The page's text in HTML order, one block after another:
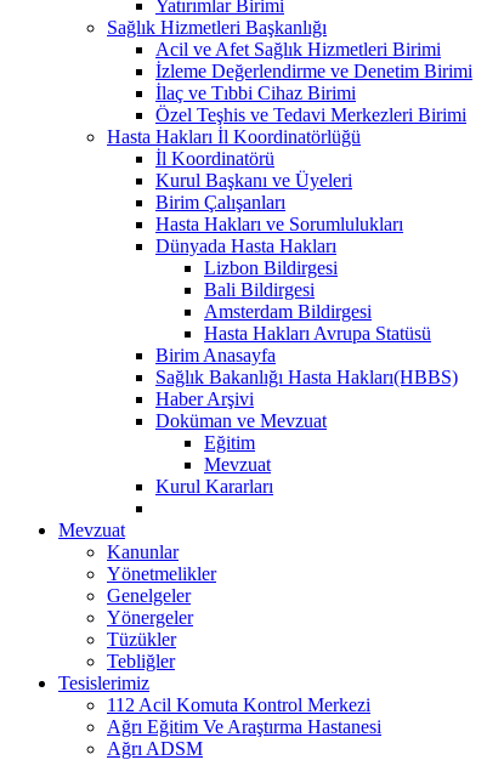
Yatırımlar Birimi
Sağlık Hizmetleri Başkanlığı
Acil ve Afet Sağlık Hizmetleri Birimi
İzleme Değerlendirme ve Denetim Birimi
İlaç ve Tıbbi Cihaz Birimi
Özel Teşhis ve Tedavi Merkezleri Birimi
Hasta Hakları İl Koordinatörlüğü
İl Koordinatörü
Kurul Başkanı ve Üyeleri
Birim Çalışanları
Hasta Hakları ve Sorumlulukları
Dünyada Hasta Hakları
Lizbon Bildirgesi
Bali Bildirgesi
Amsterdam Bildirgesi
Hasta Hakları Avrupa Statüsü
Birim Anasayfa
Sağlık Bakanlığı Hasta Hakları(HBBS)
Haber Arşivi
Doküman ve Mevzuat
Eğitim
Mevzuat
Kurul Kararları
Mevzuat
Kanunlar
Yönetmelikler
Genelgeler
Yönergeler
Tüzükler
Tebliğler
Tesislerimiz
112 Acil Komuta Kontrol Merkezi
Ağrı Eğitim Ve Araştırma Hastanesi
Ağrı ADSM